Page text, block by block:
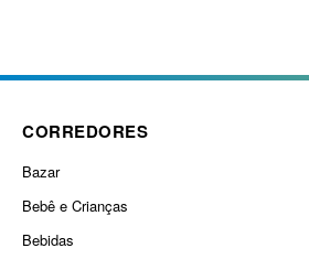
CORREDORES
Bazar
Bebê e Crianças
Bebidas